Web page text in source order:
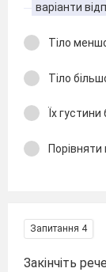
варіанти
Тіло
Тіло
Їх
Запитання 4
Закінчіть